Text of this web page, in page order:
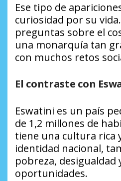
Ese tipo de
curiosidad por su
preguntas sobre el
una monarquía tan
con muchos retos
El contraste con
Eswatini es un país
de 1,2 millones de
tiene una cultura rica
identidad nacional,
pobreza, desigualdad
oportunidades.